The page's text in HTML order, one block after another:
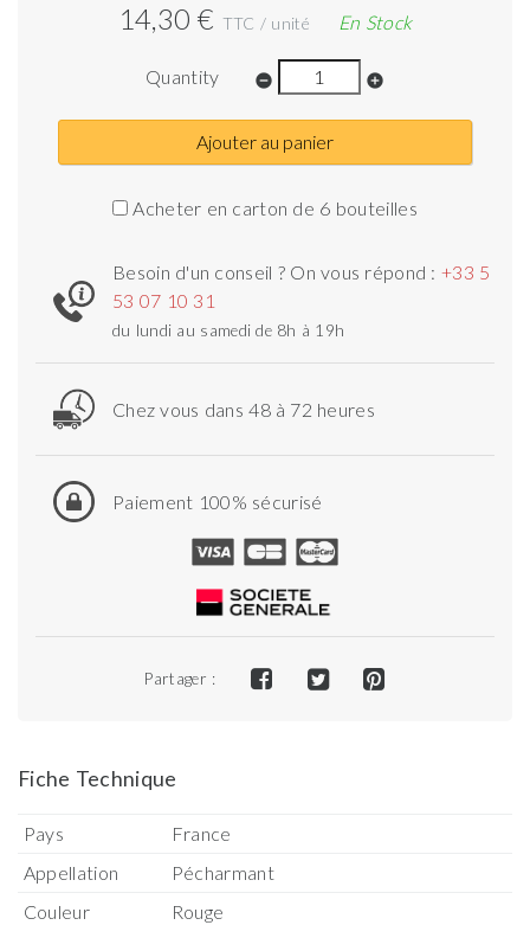
14,30 € TTC / unité En Stock
Quantity remove_circle add_circle
Ajouter au panier
Acheter en carton de 6 bouteilles
Besoin d'un conseil ? On vous répond : +33 5
53 07 10 31
du lundi au samedi de 8h à 19h
Chez vous dans 48 à 72 heures
Paiement 100% sécurisé
Partager :
Fiche Technique
Pays
France
Appellation
Pécharmant
Couleur
Rouge